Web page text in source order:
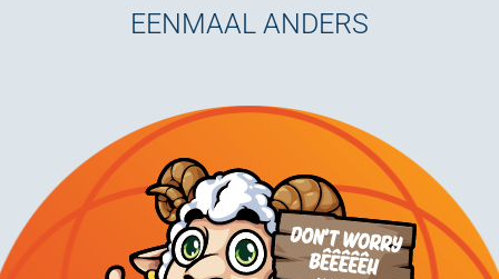
EENMAAL ANDERS